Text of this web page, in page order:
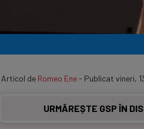
Articol de Romeo Ene- Publicat vineri,
URMĂREȘTE GSP ÎN